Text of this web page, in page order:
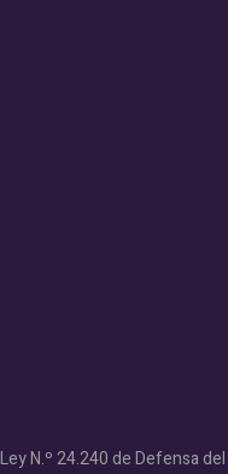
N.º 24.240 de Defensa